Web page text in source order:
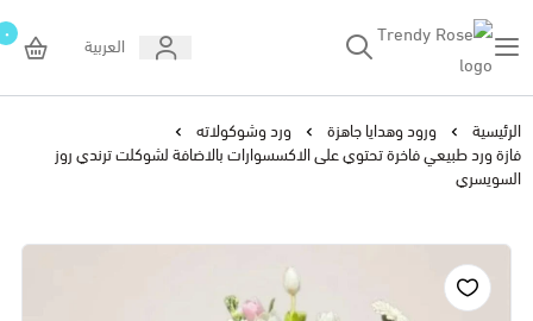
Trendy Rose العربية
٠
الرئيسية ورود وهدايا جاهزة
ورد وشوكولاته
فازة ورد طبيعي فاخرة تحتوي على الاكسسوارات بالاضافة لشوكلت ترندي روز
السويسري